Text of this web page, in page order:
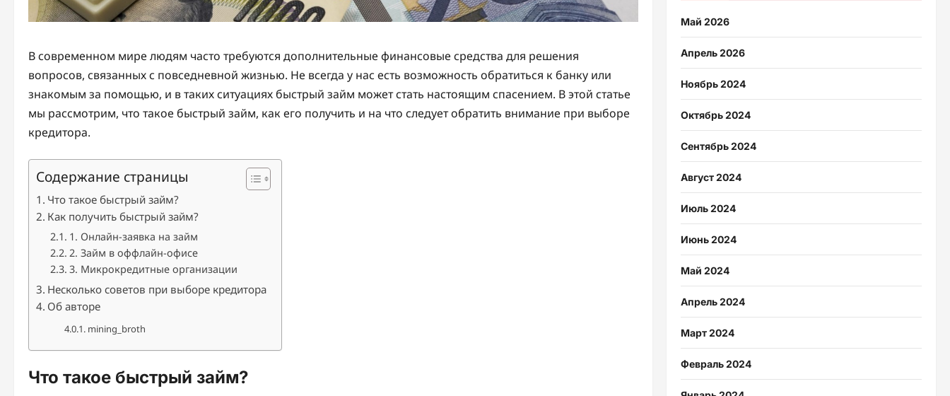
В современном мире людям часто требуются дополнительные финансовые средства для решения
вопросов, связанных с повседневной жизнью. Не всегда у нас есть возможность обратиться к банку или
знакомым за помощью, и в таких ситуациях быстрый займ может стать настоящим спасением. В этой статье
мы рассмотрим, что такое быстрый займ, как его получить и на что следует обратить внимание при выборе
кредитора.
Содержание страницы
Что такое быстрый займ?
Как получить быстрый займ?
1. Онлайн-заявка на займ
2. Займ в оффлайн-офисе
3. Микрокредитные организации
Несколько советов при выборе кредитора
Об авторе
mining_broth
Что такое быстрый займ?
Май 2026
Апрель 2026
Ноябрь 2024
Октябрь 2024
Сентябрь 2024
Август 2024
Июль 2024
Июнь 2024
Май 2024
Апрель 2024
Март 2024
Февраль 2024